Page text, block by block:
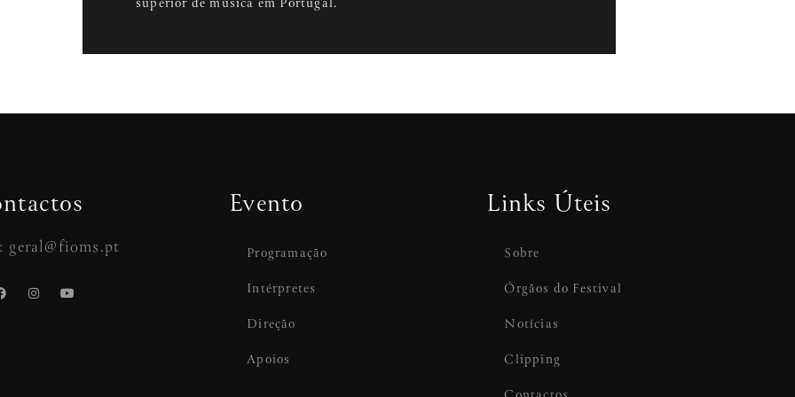
geral@fioms.pt
Evento
Programação
Intérpretes
Direção
Apoios
Links Úteis
Sobre
Órgãos do Festival
Notícias
Clipping